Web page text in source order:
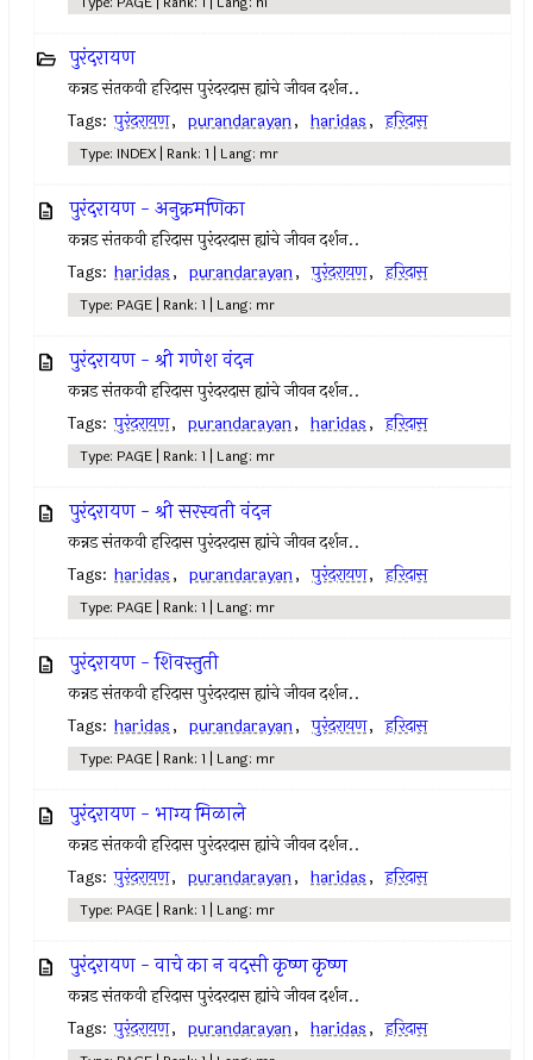
पुरंदरायण
कन्नड संतकवी हरिदास पुरंदरदास ह्यांचे जीवन दर्शन..
Tags: पुरंदरायण, purandarayan, haridas, हरिदास
Type: INDEX | Rank: 1 | Lang: mr
पुरंदरायण - अनुक्रमणिका
कन्नड संतकवी हरिदास पुरंदरदास ह्यांचे जीवन दर्शन..
Tags: haridas, purandarayan, पुरंदरायण, हरिदास
Type: PAGE | Rank: 1 | Lang: mr
पुरंदरायण - श्री गणेश वंदन
कन्नड संतकवी हरिदास पुरंदरदास ह्यांचे जीवन दर्शन..
Tags: पुरंदरायण, purandarayan, haridas, हरिदास
Type: PAGE | Rank: 1 | Lang: mr
पुरंदरायण - श्री सरस्वती वंदन
कन्नड संतकवी हरिदास पुरंदरदास ह्यांचे जीवन दर्शन..
Tags: haridas, purandarayan, पुरंदरायण, हरिदास
Type: PAGE | Rank: 1 | Lang: mr
पुरंदरायण - शिवस्तुती
कन्नड संतकवी हरिदास पुरंदरदास ह्यांचे जीवन दर्शन..
Tags: haridas, purandarayan, पुरंदरायण, हरिदास
Type: PAGE | Rank: 1 | Lang: mr
पुरंदरायण - भाग्य मिळाले
कन्नड संतकवी हरिदास पुरंदरदास ह्यांचे जीवन दर्शन..
Tags: पुरंदरायण, purandarayan, haridas, हरिदास
Type: PAGE | Rank: 1 | Lang: mr
पुरंदरायण - वाचे का न वदसी कृष्ण कृष्ण
कन्नड संतकवी हरिदास पुरंदरदास ह्यांचे जीवन दर्शन..
Tags: पुरंदरायण, purandarayan, haridas, हरिदास